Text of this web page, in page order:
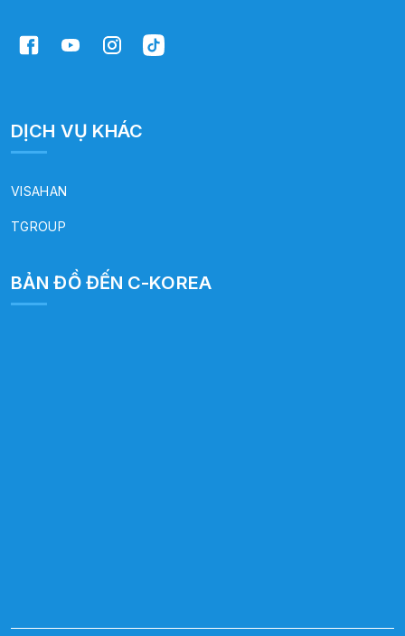
DỊCH VỤ KHÁC
VISAHAN
TGROUP
BẢN ĐỒ ĐẾN C-KOREA